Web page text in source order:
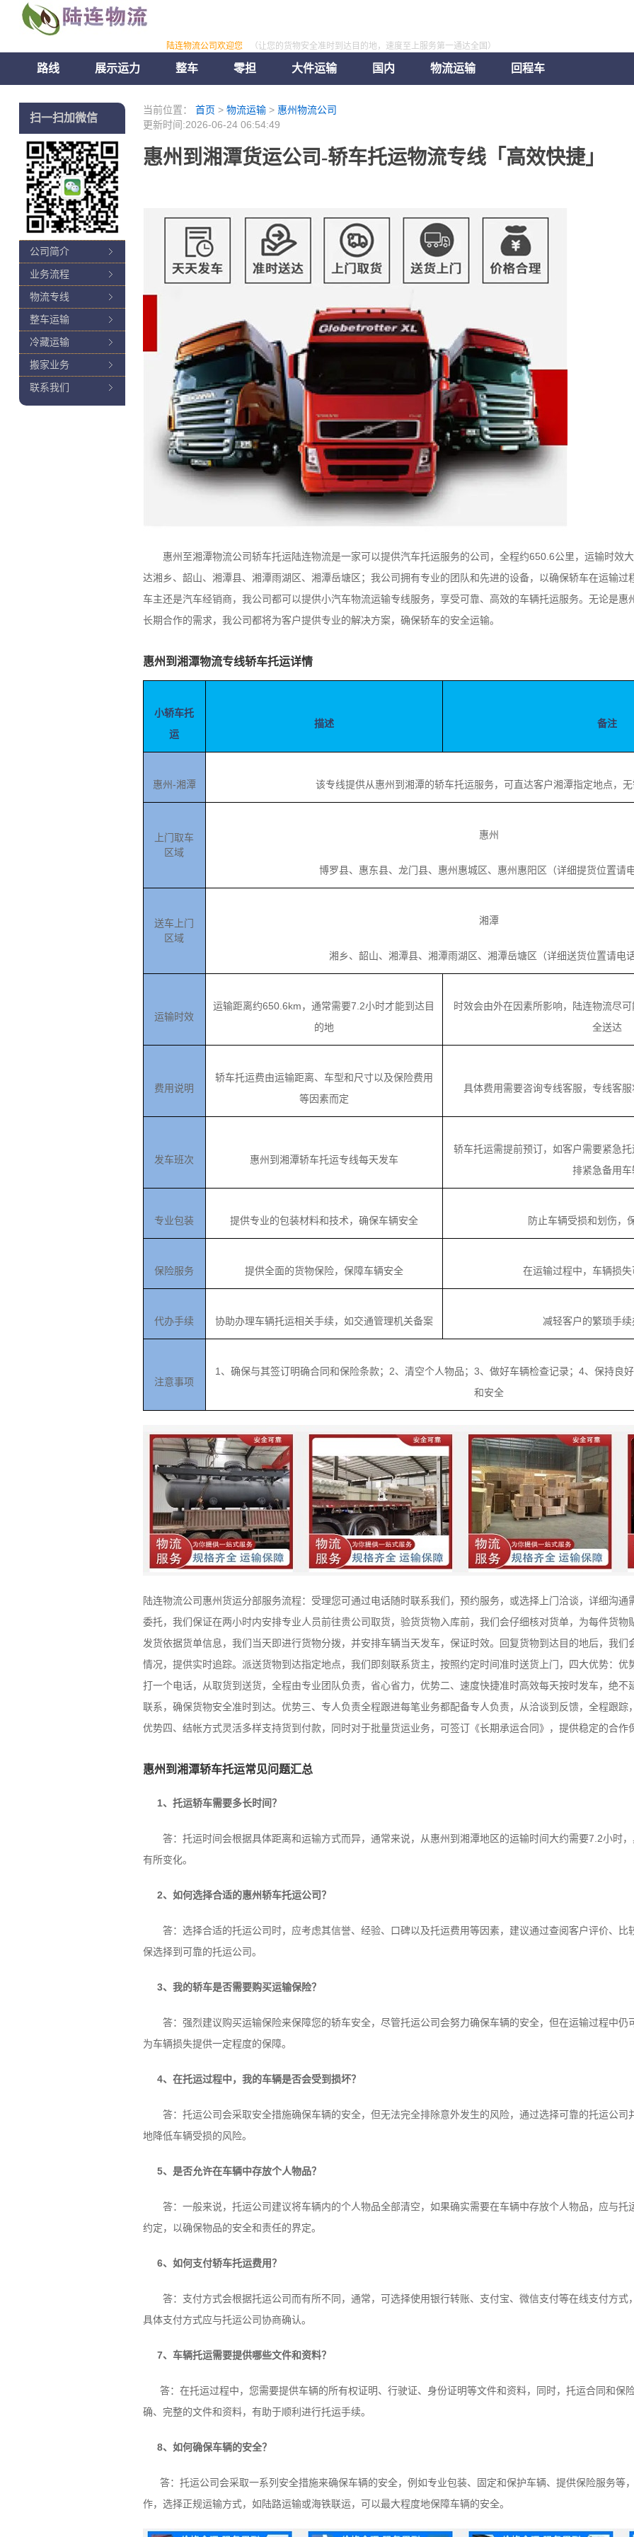
陆连物流公司欢迎您 （让您的货物安全准时到达目的地，速度至上服务第一通达全国）
路线 展示运力 整车 零担 大件运输 国内 物流运输 回程车
当前位置： 首页 > 物流运输> 惠州物流公司
更新时间:2026-06-24 06:54:49
惠州到湘潭货运公司-轿车托运物流专线「高效快捷」
惠州至湘潭物流公司轿车托运陆连物流是一家可以提供汽车托运服务的公司，全程约650.6公里，运输时效
达湘乡、韶山、湘潭县、湘潭雨湖区、湘潭岳塘区；我公司拥有专业的团队和先进的设备，以确保轿车在运输过
车主还是汽车经销商，我公司都可以提供小汽车物流运输专线服务，享受可靠、高效的车辆托运服务。无论是惠
长期合作的需求，我公司都将为客户提供专业的解决方案，确保轿车的安全运输。
惠州到湘潭物流专线轿车托运详情
小轿车托
运
描述 备注
惠州-湘潭 该专线提供从惠州到湘潭的轿车托运服务，可直达客户湘潭指定地点，
上门取车
区域
惠州
博罗县、惠东县、龙门县、惠州惠城区、惠州惠阳区（详细提货位置请电
送车上门
区域
湘潭
湘乡、韶山、湘潭县、湘潭雨湖区、湘潭岳塘区（详细送货位置请电话
运输时效
运输距离约650.6km，通常需要7.2小时才能到达目
的地
时效会由外在因素所影响，陆连物流尽
全送达
费用说明
轿车托运费由运输距离、车型和尺寸以及保险费用
等因素而定
具体费用需要咨询专线客服，专线客
发车班次 惠州到湘潭轿车托运专线每天发车
轿车托运需提前预订，如客户需要紧急
排紧急备用车
专业包装 提供专业的包装材料和技术，确保车辆安全 防止车辆受损和划伤，
保险服务 提供全面的货物保险，保障车辆安全 在运输过程中，车辆损
代办手续 协助办理车辆托运相关手续，如交通管理机关备案 减轻客户的繁琐手
注意事项
1、确保与其签订明确合同和保险条款；2、清空个人物品；3、做好车辆检查记录；4、保持良
和安全
陆连物流公司惠州货运分部服务流程：受理您可通过电话随时联系我们，预约服务，或选择上门洽谈，详细沟通
委托，我们保证在两小时内安排专业人员前往贵公司取货，验货货物入库前，我们会仔细核对货单，为每件货物
发货依据货单信息，我们当天即进行货物分拨，并安排车辆当天发车，保证时效。回复货物到达目的地后，我们
情况，提供实时追踪。派送货物到达指定地点，我们即刻联系货主，按照约定时间准时送货上门，四大优势：优
打一个电话，从取货到送货，全程由专业团队负责，省心省力，优势二、速度快捷准时高效每天按时发车，绝不
联系，确保货物安全准时到达。优势三、专人负责全程跟进每笔业务都配备专人负责，从洽谈到反馈，全程跟踪
优势四、结帐方式灵活多样支持货到付款，同时对于批量货运业务，可签订《长期承运合同》，提供稳定的合作
惠州到湘潭轿车托运常见问题汇总
1、托运轿车需要多长时间？
答：托运时间会根据具体距离和运输方式而异，通常来说，从惠州到湘潭地区的运输时间大约需要7.2小时
有所变化。
2、如何选择合适的惠州轿车托运公司？
答：选择合适的托运公司时，应考虑其信誉、经验、口碑以及托运费用等因素，建议通过查阅客户评价、比
保选择到可靠的托运公司。
3、我的轿车是否需要购买运输保险？
答：强烈建议购买运输保险来保障您的轿车安全，尽管托运公司会努力确保车辆的安全，但在运输过程中仍
为车辆损失提供一定程度的保障。
4、在托运过程中，我的车辆是否会受到损坏？
答：托运公司会采取安全措施确保车辆的安全，但无法完全排除意外发生的风险，通过选择可靠的托运公司
地降低车辆受损的风险。
5、是否允许在车辆中存放个人物品？
答：一般来说，托运公司建议将车辆内的个人物品全部清空，如果确实需要在车辆中存放个人物品，应与托
约定，以确保物品的安全和责任的界定。
6、如何支付轿车托运费用？
答：支付方式会根据托运公司而有所不同，通常，可选择使用银行转账、支付宝、微信支付等在线支付方式
具体支付方式应与托运公司协商确认。
7、车辆托运需要提供哪些文件和资料？
答：在托运过程中，您需要提供车辆的所有权证明、行驶证、身份证明等文件和资料，同时，托运合同和保
确、完整的文件和资料，有助于顺利进行托运手续。
8、如何确保车辆的安全？
答：托运公司会采取一系列安全措施来确保车辆的安全，例如专业包装、固定和保护车辆、提供保险服务等
作，选择正规运输方式，如陆路运输或海铁联运，可以最大程度地保障车辆的安全。
扫一扫加微信
公司简介
业务流程
物流专线
整车运输
冷藏运输
搬家业务
联系我们